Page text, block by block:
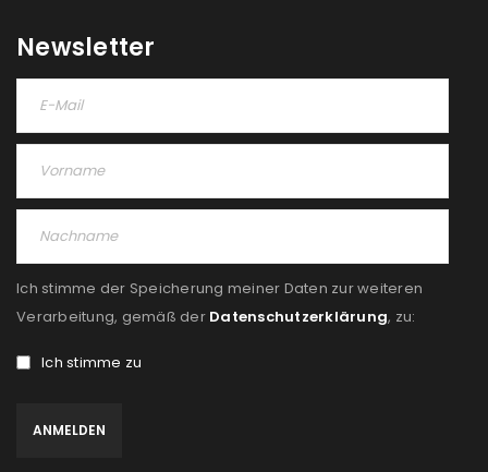
Newsletter
Ich stimme der Speicherung meiner Daten zur weiteren
Verarbeitung, gemäß der Datenschutzerklärung, zu:
Ich stimme zu